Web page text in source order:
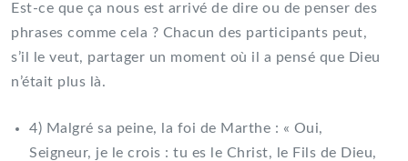
Est-ce que ça nous est arrivé de dire ou de penser des
phrases comme cela ? Chacun des participants peut,
s’il le veut, partager un moment où il a pensé que Dieu
n’était plus là.
4) Malgré sa peine, la foi de Marthe : « Oui,
Seigneur, je le crois : tu es le Christ, le Fils de Dieu,